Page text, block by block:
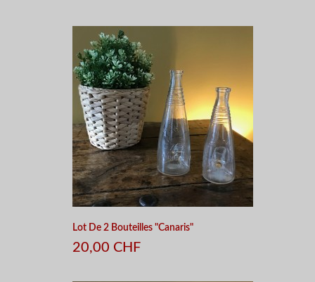
Lot De 2 Bouteilles "Canaris"
20,00 CHF